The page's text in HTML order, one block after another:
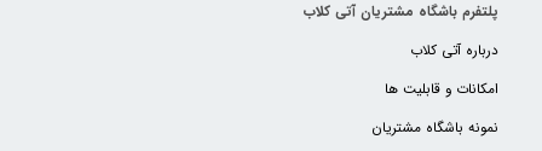
پلتفرم باشگاه مشتریان آتی کلاب
درباره آتی کلاب
امکانات و قابلیت ها
نمونه باشگاه مشتریان